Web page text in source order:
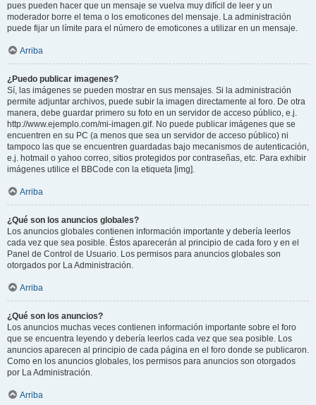
pues pueden hacer que un mensaje se vuelva muy difícil de leer y un
moderador borre el tema o los emoticones del mensaje. La administración
puede fijar un límite para el número de emoticones a utilizar en un mensaje.
Arriba
¿Puedo publicar imagenes?
Sí, las imágenes se pueden mostrar en sus mensajes. Si la administración
permite adjuntar archivos, puede subir la imagen directamente al foro. De otra
manera, debe guardar primero su foto en un servidor de acceso público, e.j.
http://www.ejemplo.com/mi-imagen.gif. No puede publicar imágenes que se
encuentren en su PC (a menos que sea un servidor de acceso público) ni
tampoco las que se encuentren guardadas bajo mecanismos de autenticación,
e.j. hotmail o yahoo correo, sitios protegidos por contraseñas, etc. Para exhibir
imágenes utilice el BBCode con la etiqueta [img].
Arriba
¿Qué son los anuncios globales?
Los anuncios globales contienen información importante y debería leerlos
cada vez que sea posible. Éstos aparecerán al principio de cada foro y en el
Panel de Control de Usuario. Los permisos para anuncios globales son
otorgados por La Administración.
Arriba
¿Qué son los anuncios?
Los anuncios muchas veces contienen información importante sobre el foro
que se encuentra leyendo y debería leerlos cada vez que sea posible. Los
anuncios aparecen al principio de cada página en el foro donde se publicaron.
Como en los anuncios globales, los permisos para anuncios son otorgados
por La Administración.
Arriba